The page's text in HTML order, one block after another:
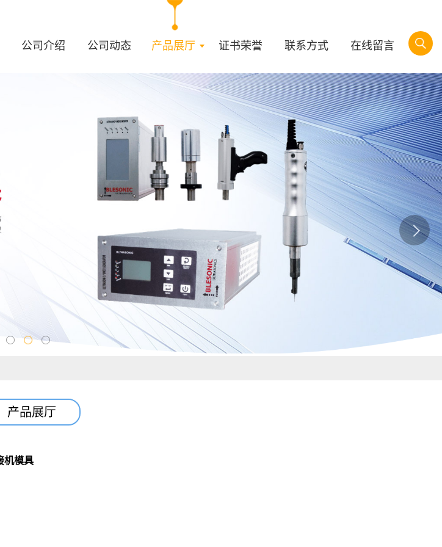
公司介绍 公司动态 产品展厅 证书荣誉 联系方式 在线留言
产品展厅
机模具